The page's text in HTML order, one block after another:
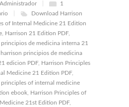
1
Download Harrison
of Internal Medicine 21 Edition
Harrison 21 Edition PDF,
principios de medicina interna 21
harrison principios de medicina
edicion PDF, Harrison Principles
Medicine 21 Edition PDF,
principles of internal medicine
ebook Harrison Principles of
21st Edition PDF,